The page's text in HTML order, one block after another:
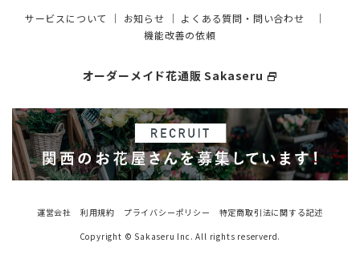
サービスについて ｜ お知らせ ｜ よくある質問・問い合わせ ｜
機能改善の依頼
オーダーメイド花通販 Sakaseru select_window
運営会社 利用規約 プライバシーポリシー
特定商取引法に関する記述
Copyright © Sakaseru Inc. All rights reserverd.